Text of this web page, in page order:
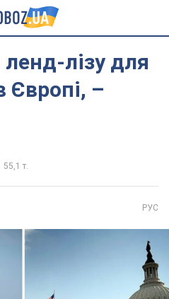
лізу для
Європі, –
55,1 т.
РУС